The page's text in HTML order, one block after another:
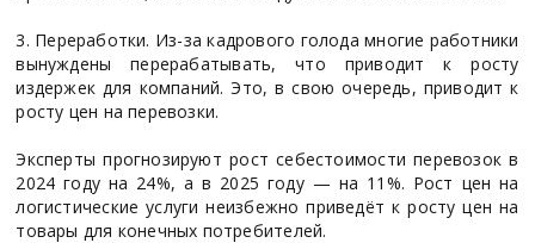
3. Переработки. Из-за кадрового голода многие работники
вынуждены перерабатывать, что приводит к росту
издержек для компаний. Это, в свою очередь, приводит к
росту цен на перевозки.
Эксперты прогнозируют рост себестоимости перевозок в
2024 году на 24%, а в 2025 году — на 11%. Рост цен на
логистические услуги неизбежно приведёт к росту цен на
товары для конечных потребителей.